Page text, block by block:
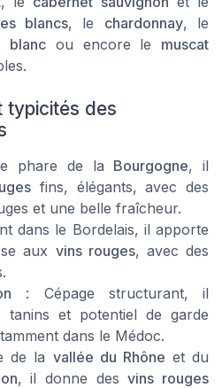
blancs, le chardonnay, le
blanc ou encore le muscat
typicités des
phare de la Bourgogne, il
fins, élégants, avec des
et une belle fraîcheur.
dans le Bordelais, il apporte
aux vins rouges, avec des
: Cépage structurant, il
tanins et potentiel de garde
dans le Médoc.
de la vallée du Rhône et du
, il donne desvins rouges